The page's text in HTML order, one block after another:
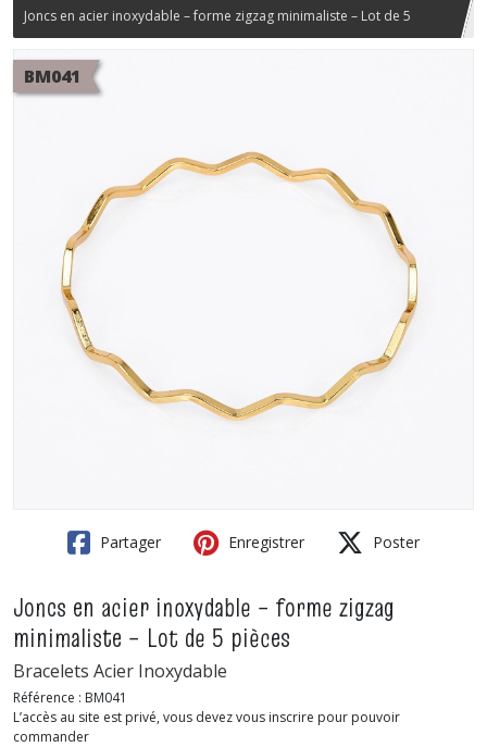
Joncs en acier inoxydable – forme zigzag minimaliste – Lot de 5
pièces
BM041
Partager Enregistrer Poster
Joncs en acier inoxydable – forme zigzag
minimaliste – Lot de 5 pièces
Bracelets Acier Inoxydable
Référence : BM041
L’accès au site est privé, vous devez vous inscrire pour pouvoir
commander